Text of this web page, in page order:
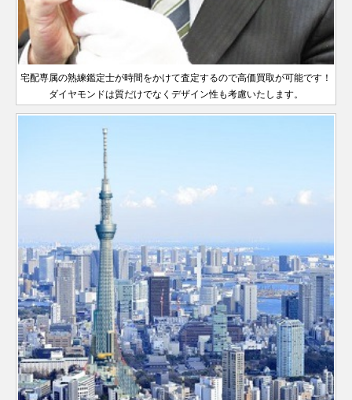
宅配専属の熟練鑑定士が時間をかけて査定するので高価買取が可能です！
ダイヤモンドは質だけでなくデザイン性も考慮いたします。